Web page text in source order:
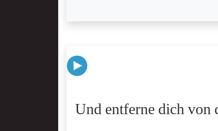
Und entferne dich von